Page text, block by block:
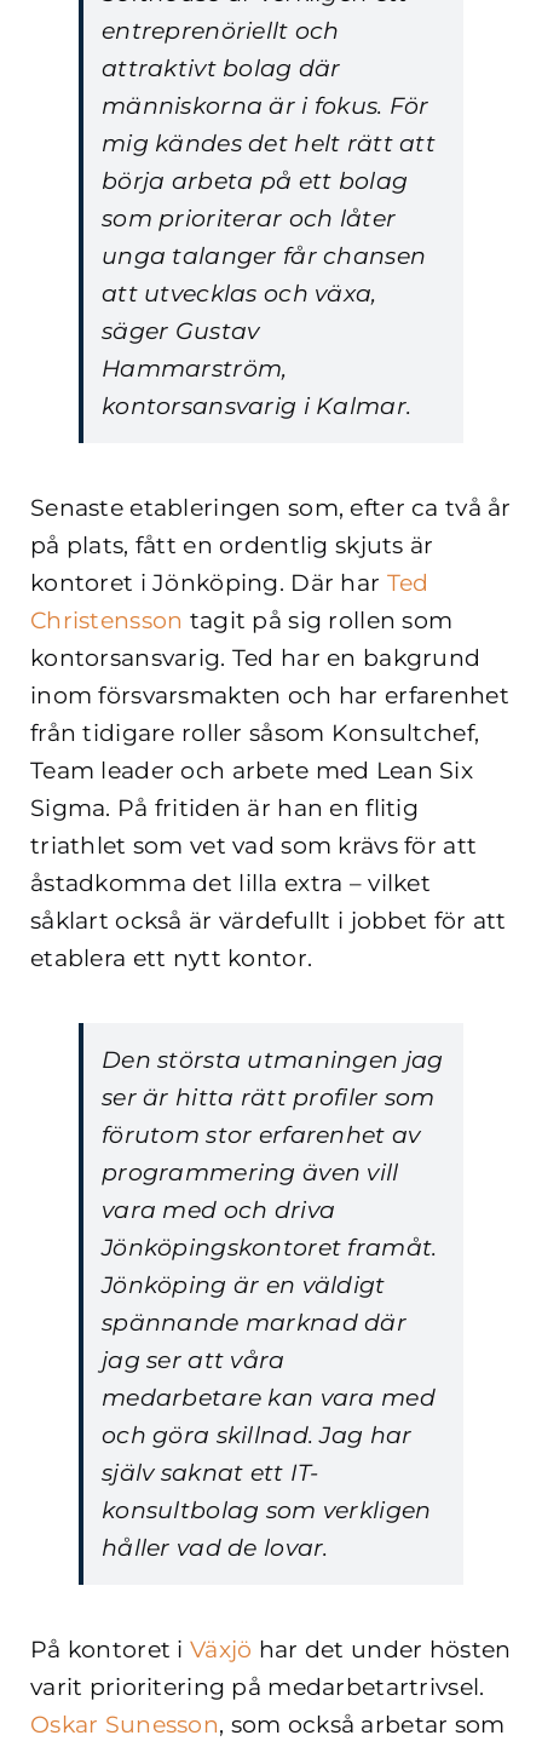
entreprenöriellt och
attraktivt bolag där
människorna är i fokus. För
mig kändes det helt rätt att
börja arbeta på ett bolag
som prioriterar och låter
unga talanger får chansen
att utvecklas och växa,
säger Gustav
Hammarström,
kontorsansvarig i Kalmar.
Senaste etableringen som, efter ca två år
på plats, fått en ordentlig skjuts är
kontoret i Jönköping. Där har Ted
Christensson tagit på sig rollen som
kontorsansvarig. Ted har en bakgrund
inom försvarsmakten och har erfarenhet
från tidigare roller såsom Konsultchef,
Team leader och arbete med Lean Six
Sigma. På fritiden är han en flitig
triathlet som vet vad som krävs för att
åstadkomma det lilla extra – vilket
såklart också är värdefullt i jobbet för att
etablera ett nytt kontor.
Den största utmaningen jag
ser är hitta rätt profiler som
förutom stor erfarenhet av
programmering även vill
vara med och driva
Jönköpingskontoret framåt.
Jönköping är en väldigt
spännande marknad där
jag ser att våra
medarbetare kan vara med
och göra skillnad. Jag har
själv saknat ett IT-
konsultbolag som verkligen
håller vad de lovar.
På kontoret i Växjö har det under hösten
varit prioritering på medarbetartrivsel.
Oskar Sunesson, som också arbetar som